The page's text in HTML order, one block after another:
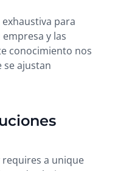
para
y las
conocimiento nos
se ajustan
a unique